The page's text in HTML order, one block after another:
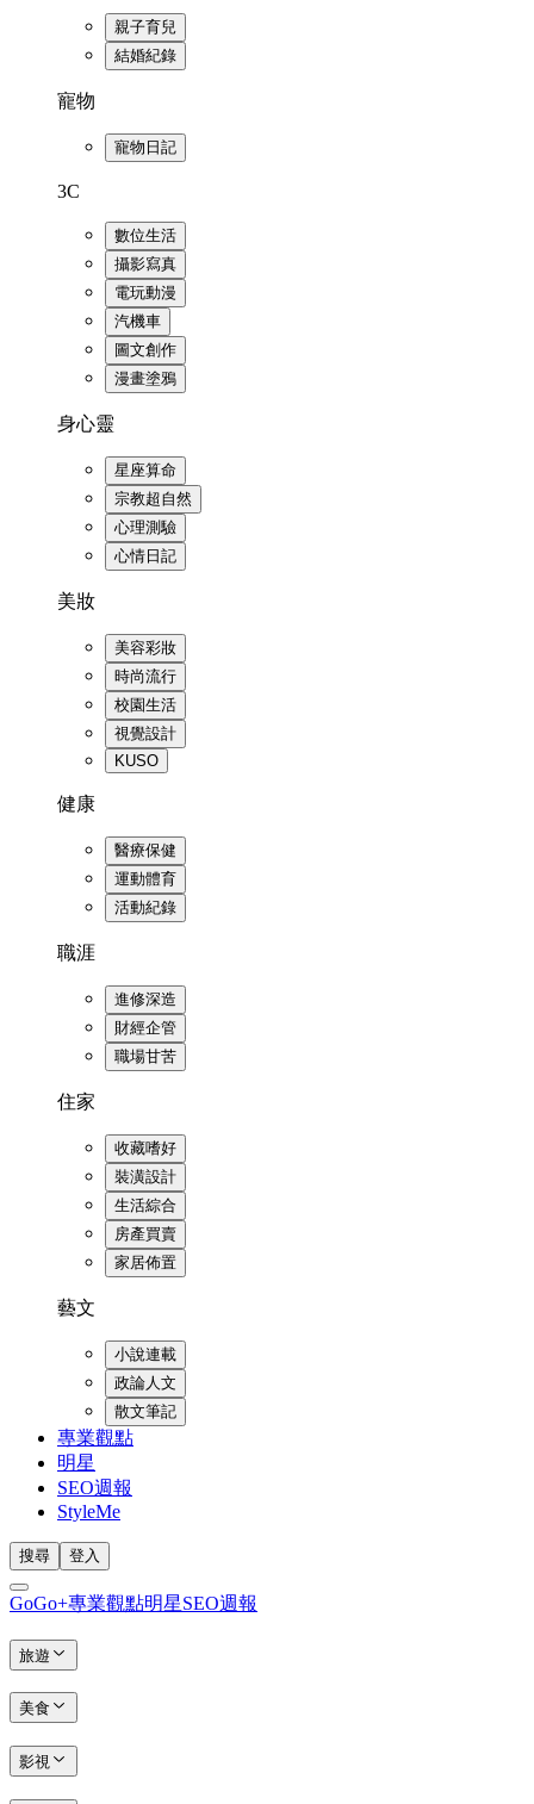
親子育兒
結婚紀錄
寵物
寵物日記
3C
數位生活
攝影寫真
電玩動漫
汽機車
圖文創作
漫畫塗鴉
身心靈
星座算命
宗教超自然
心理測驗
心情日記
美妝
美容彩妝
時尚流行
校園生活
視覺設計
KUSO
健康
醫療保健
運動體育
活動紀錄
職涯
進修深造
財經企管
職場甘苦
住家
收藏嗜好
裝潢設計
生活綜合
房產買賣
家居佈置
藝文
小說連載
政論人文
散文筆記
專業觀點
明星
SEO週報
StyleMe
搜尋 登入
GoGo+專業觀點明星SEO週報
旅遊
美食
影視